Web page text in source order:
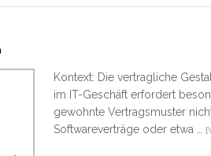
Kontext: Die vertragliche
im IT-Geschäft erfordert
gewohnte Vertragsmuster
Softwareverträge oder etwa …